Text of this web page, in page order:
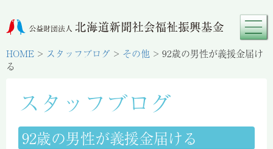
HOME > スタッフブログ > その他 > 92歳の男性が義援金届け
る
スタッフブログ
92歳の男性が義援金届ける